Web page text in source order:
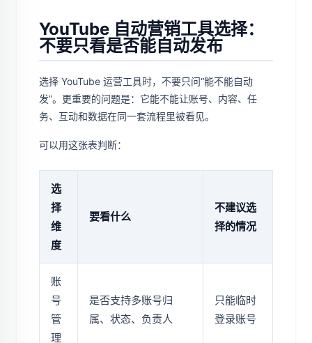
YouTube 自动营销工具选择：
不要只看是否能自动发布
选择 YouTube 运营工具时，不要只问“能不能自动
发”。更重要的问题是：它能不能让账号、内容、任
务、互动和数据在同一套流程里被看见。
可以用这张表判断：
选
择
维
度
要看什么
不建议选
择的情况
账
号
管
理
是否支持多账号归
属、状态、负责人
只能临时
登录账号